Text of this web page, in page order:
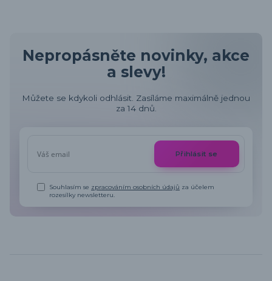
Nepropásněte novinky, akce
a slevy!
Můžete se kdykoli odhlásit. Zasíláme maximálně jednou
za 14 dnů.
Přihlásit se
Souhlasím se zpracováním osobních údajů za účelem
rozesílky newsletteru.